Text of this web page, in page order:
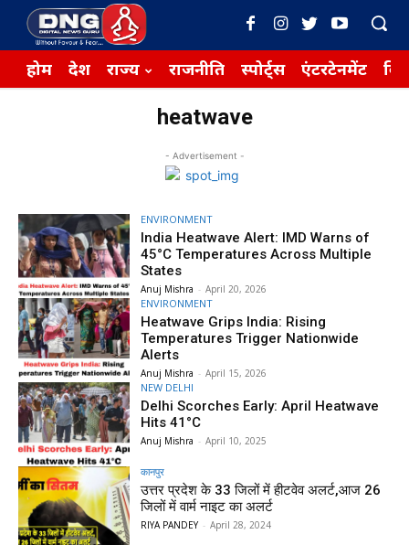
होम देश राज्य राजनीति स्पोर्ट्स एंटरटेनमेंट
heatwave
- Advertisement -
ENVIRONMENT
India Heatwave Alert: IMD Warns of
45°C Temperatures Across Multiple
States
Anuj Mishra - April 20, 2026
ENVIRONMENT
Heatwave Grips India: Rising
Temperatures Trigger Nationwide
Alerts
Anuj Mishra - April 15, 2026
NEW DELHI
Delhi Scorches Early: April Heatwave
Hits 41°C
Anuj Mishra - April 10, 2025
कानपुर
उत्तर प्रदेश के 33 जिलों में हीटवेव अलर्ट,आज 26
जिलों में वार्म नाइट का अलर्ट
RIYA PANDEY - April 28, 2024